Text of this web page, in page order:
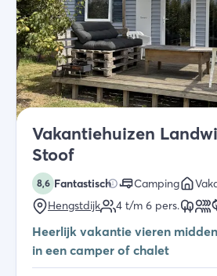
Vakantiehuizen
Stoof
8,6 Fantastisch Camping
Hengstdijk
4 t/m 6 pers.
Heerlijk vakantie vieren
in een camper of chalet